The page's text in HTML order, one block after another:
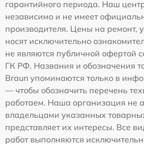
гарантийного периода. Наш
независимо и не имеет
производителя. Цены на ремонт,
носят исключительно
не являются публичной офертой
ГК РФ. Названия и обозначения
Braun упоминаются только в
— чтобы обозначить перечень
работаем. Наша организация не
владельцами указанных
представляет их интересы. Все
работ выполняются